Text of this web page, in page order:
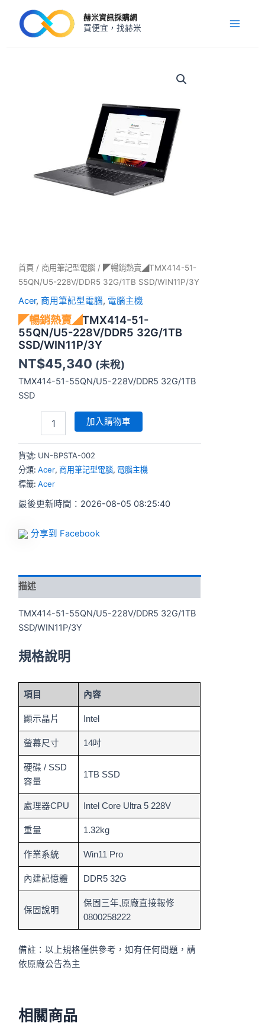
赫米資訊採購網
買便宜，找赫米
Menu
首頁 / 商用筆記型電腦 / ◤暢銷熱賣◢TMX414-51-
55QN/U5-228V/DDR5 32G/1TB SSD/WIN11P/3Y
Acer,商用筆記型電腦, 電腦主機
◤暢銷熱賣◢TMX414-51-
55QN/U5-228V/DDR5 32G/1TB
SSD/WIN11P/3Y
NT$45,340 (未稅)
TMX414-51-55QN/U5-228V/DDR5 32G/1TB
SSD
32G/1TB
SSD/WIN11P/3Y
加入購物車
貨號: UN-BPSTA-002
分類:Acer,商用筆記型電腦, 電腦主機
標籤:Acer
最後更新時間：2026-08-05 08:25:40
分享到 Facebook
描述
TMX414-51-55QN/U5-228V/DDR5 32G/1TB
SSD/WIN11P/3Y
規格說明
項目 內容
顯示晶片 Intel
螢幕尺寸 14吋
硬碟 / SSD
容量
1TB SSD
處理器CPU Intel Core Ultra 5 228V
重量 1.32kg
作業系統 Win11 Pro
內建記憶體 DDR5 32G
保固說明
保固三年,原廠直接報修
0800258222
備註：以上規格僅供參考，如有任何問題，請
依原廠公告為主
相關商品